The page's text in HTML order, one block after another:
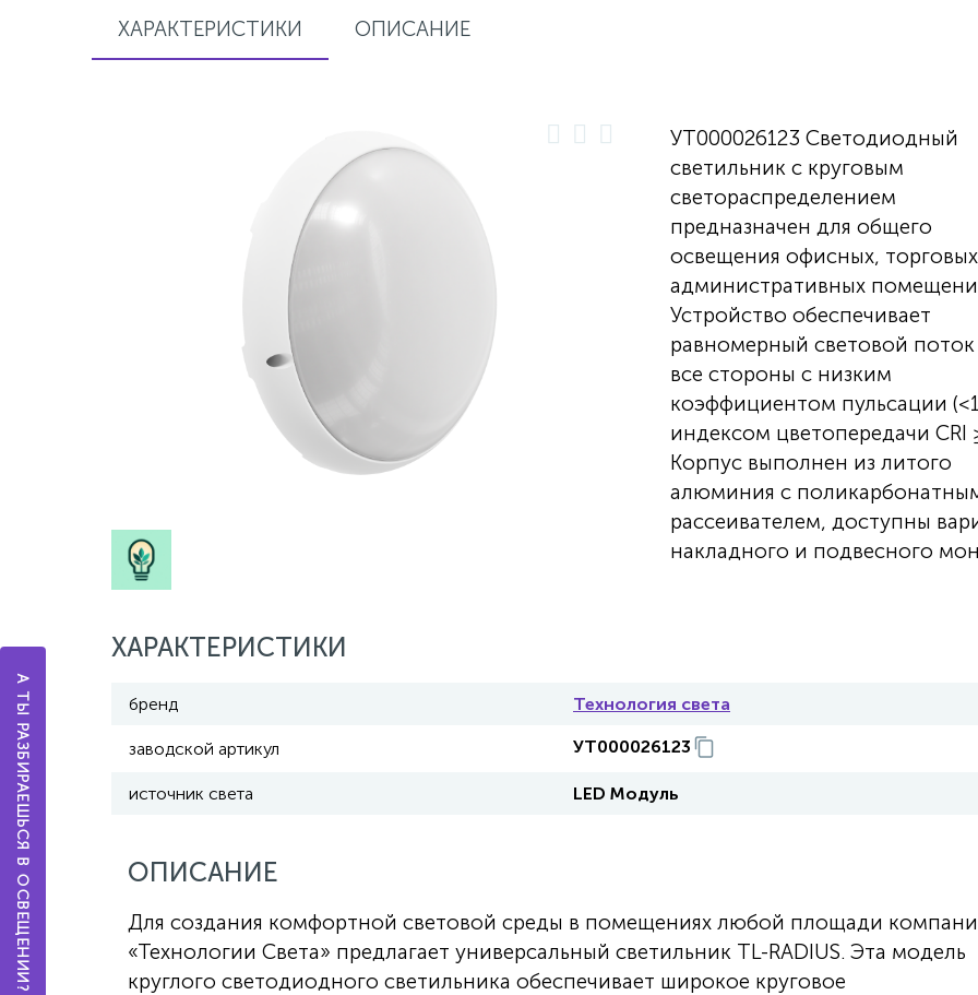
ХАРАКТЕРИСТИКИ ОПИСАНИЕ
УТ000026123 Светодиодный
светильник с круговым
светораспределением
предназначен для общего
освещения офисных,
административных
Устройство обеспечивает
равномерный световой
все стороны с низким
коэффициентом пульсации
индексом цветопередачи CRI
Корпус выполнен из литого
алюминия с
рассеивателем, доступны
накладного и подвесного
ХАРАКТЕРИСТИКИ
бренд Технология света
заводской артикул УТ000026123
источник света LED Модуль
ОПИСАНИЕ
Для создания комфортной световой среды в помещениях любой площади
«Технологии Света» предлагает универсальный светильник TL-RADIUS. Эта модель
круглого светодиодного светильника обеспечивает широкое круговое
А ТЫ РАЗБИРАЕШЬСЯ В ОСВЕЩЕНИИ?